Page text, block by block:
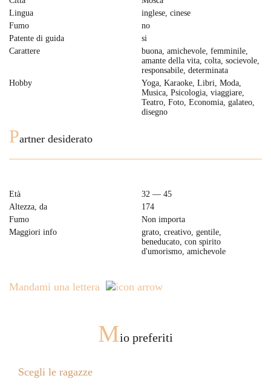
Lingua
inglese, cinese
Fumo
no
Patente di guida
si
Carattere
buona, amichevole, femminile,
amante della vita, colta, socievole,
responsabile, determinata
Hobby
Yoga, Karaoke, Libri, Moda,
Musica, Psicologia, viaggiare,
Teatro, Foto, Economia, galateo,
disegno
Partner desiderato
Età
32 — 45
Altezza, da
174
Fumo
Non importa
Maggiori info
grato, creativo, gentile,
beneducato, con spirito
d'umorismo, amichevole
Mandami una lettera
Mio preferiti
Scegli le ragazze